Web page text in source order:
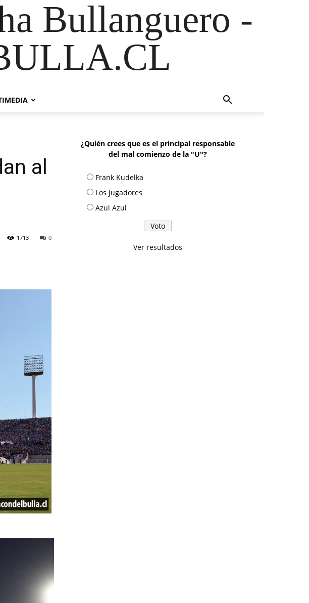
Bullanguero -
al
0
1713
¿Quién crees que es el principal responsable
del mal comienzo de la "U"?
Frank Kudelka
Los jugadores
Azul Azul
Ver resultados